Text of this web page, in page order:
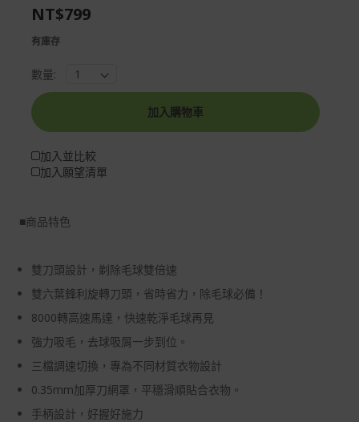
gallery
images
■商品特色
雙刀頭設計，剃除毛球雙倍速
雙六葉鋒利旋轉刀頭，省時省力，除毛球必備！
8000轉高速馬達，快速乾淨毛球再見
強力吸毛，去球吸屑一步到位。
三檔調速切換，專為不同材質衣物設計
0.35mm加厚刀網罩，平穩滑順貼合衣物。
手柄設計，好握好施力
NT$799
有庫存
數量:
加入購物車
加入並比較
加入願望清單